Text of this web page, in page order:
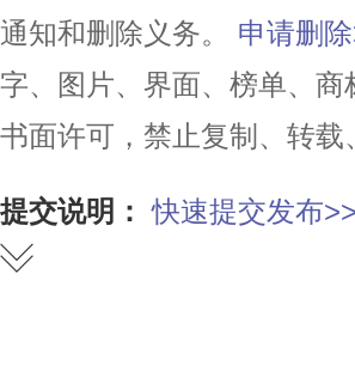
通知和删除义务。
申请删
字、图片、界面、榜单、
书面许可，禁止复制、转载
提交说明： 快速提交发布>>